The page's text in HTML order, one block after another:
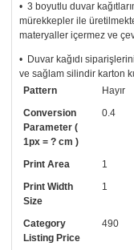
• 3 boyutlu duvar
mürekkepler ile
materyaller içermez ve
• Duvar kağıdı
ve sağlam silindir karton
• Tutkalınız, siparişiniz
Uygulaması standart
uygulama kılavuzu da
arayıp talebinizi
• Görselde düzenleme
numaramızdan
Pattern
Hayır
Conversion
Parameter (
1px = ? cm )
0.4
Print Area
1
Print Width
Size
1
Category
Listing Price
490